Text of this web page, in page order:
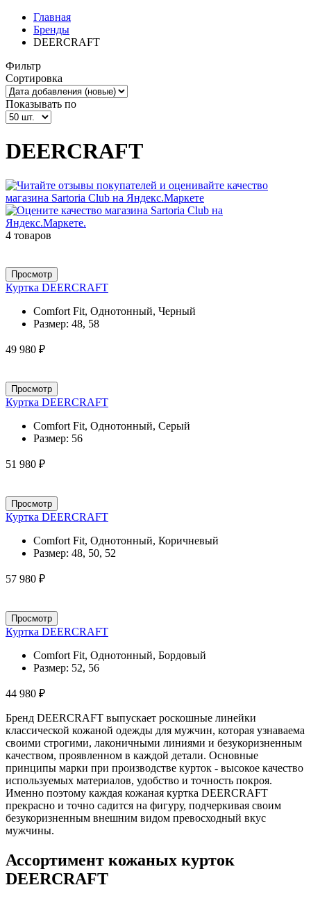
Главная
Бренды
DEERCRAFT
Фильтр
Сортировка
Показывать по
DEERCRAFT
4 товаров
Просмотр
Куртка DEERCRAFT
Comfort Fit, Однотонный, Черный
Размер: 48, 58
49 980 ₽
Просмотр
Куртка DEERCRAFT
Comfort Fit, Однотонный, Серый
Размер: 56
51 980 ₽
Просмотр
Куртка DEERCRAFT
Comfort Fit, Однотонный, Коричневый
Размер: 48, 50, 52
57 980 ₽
Просмотр
Куртка DEERCRAFT
Comfort Fit, Однотонный, Бордовый
Размер: 52, 56
44 980 ₽
Бренд DEERCRAFT выпускает роскошные линейки
классической кожаной одежды для мужчин, которая узнаваема
своими строгими, лаконичными линиями и безукоризненным
качеством, проявленном в каждой детали. Основные
принципы марки при производстве курток - высокое качество
используемых материалов, удобство и точность покроя.
Именно поэтому каждая кожаная куртка DEERCRAFT
прекрасно и точно садится на фигуру, подчеркивая своим
безукоризненным внешним видом превосходный вкус
мужчины.
Ассортимент кожаных курток
DEERCRAFT